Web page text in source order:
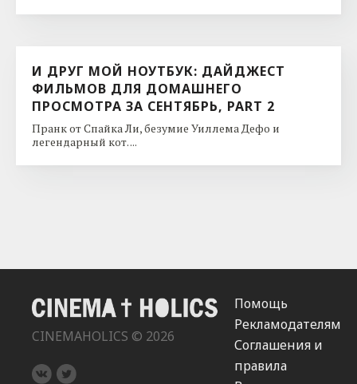
И ДРУГ МОЙ НОУТБУК: ДАЙДЖЕСТ
ФИЛЬМОВ ДЛЯ ДОМАШНЕГО
ПРОСМОТРА ЗА СЕНТЯБРЬ, PART 2
Пранк от Спайка Ли, безумие Уиллема Дефо и
легендарный кот. ...
CINEMAHOLICS © 2026
Помощь
Рекламодателям
Соглашения и
правила